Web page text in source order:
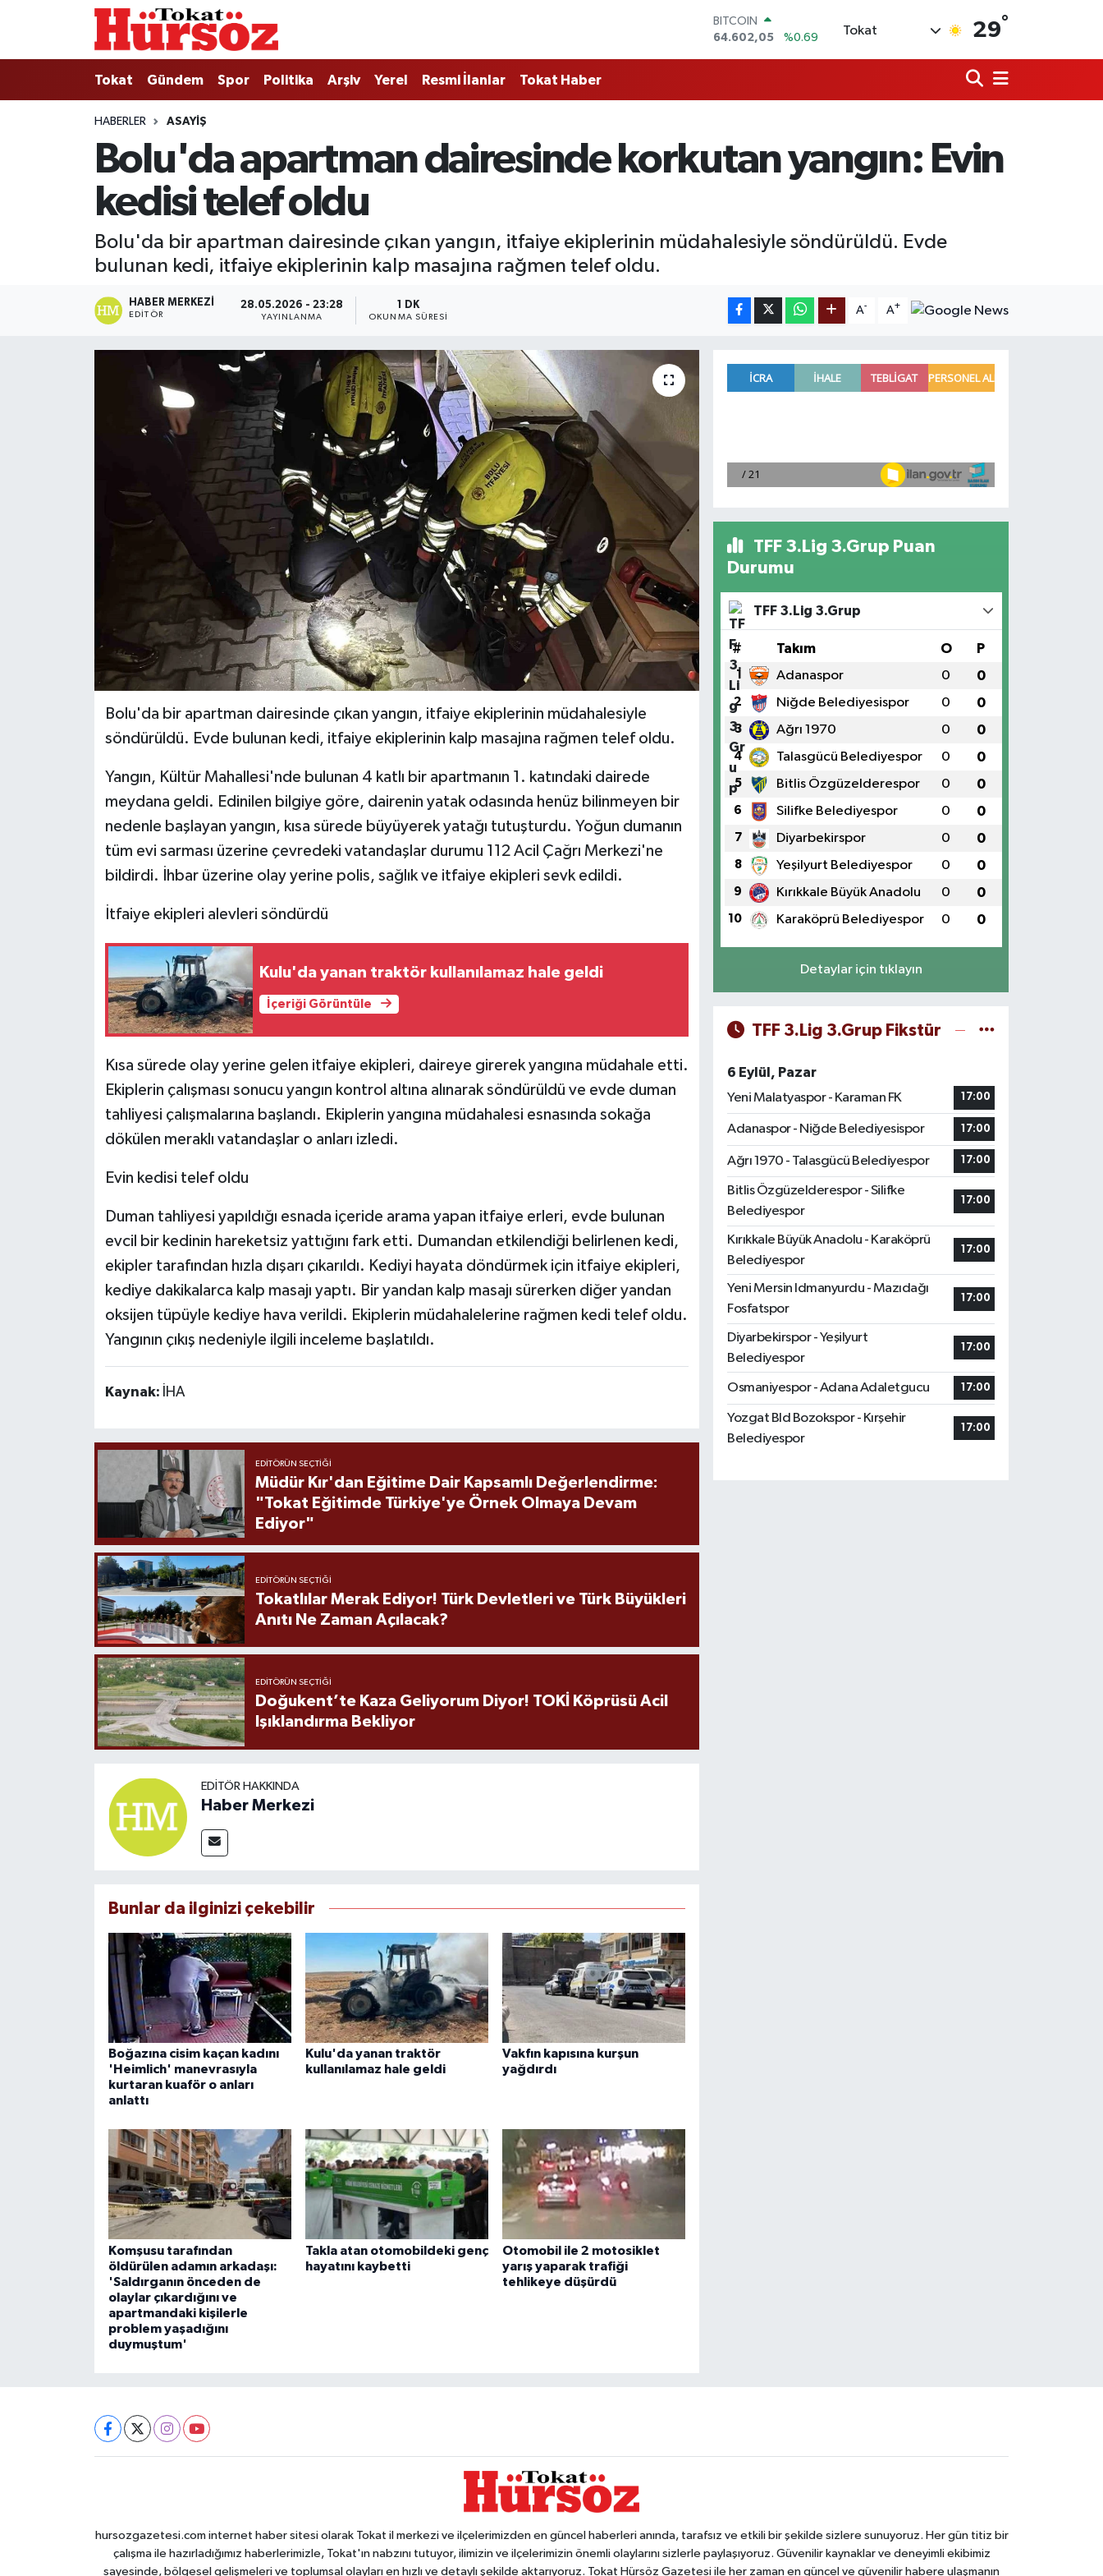
BITCOIN
64.602,05
%0.69
55,0700
%0.1
GRAM ALTIN
6513.94
%0.32
Tokat 29°
Tokat Gündem Spor Politika Arşiv Yerel Resmi İlanlar Tokat Haber
HABERLER ASAYIŞ
Bolu'da apartman dairesinde korkutan yangın: Evin
kedisi telef oldu
Bolu'da bir apartman dairesinde çıkan yangın, itfaiye ekiplerinin müdahalesiyle söndürüldü. Evde
bulunan kedi, itfaiye ekiplerinin kalp masajına rağmen telef oldu.
HABER MERKEZI
EDITÖR
28.05.2026 - 23:28
YAYINLANMA
1 DK
OKUNMA SÜRESI
A- A+
Bolu'da bir apartman dairesinde çıkan yangın, itfaiye ekiplerinin müdahalesiyle
söndürüldü. Evde bulunan kedi, itfaiye ekiplerinin kalp masajına rağmen telef oldu.
Yangın, Kültür Mahallesi'nde bulunan 4 katlı bir apartmanın 1. katındaki dairede
meydana geldi. Edinilen bilgiye göre, dairenin yatak odasında henüz bilinmeyen bir
nedenle başlayan yangın, kısa sürede büyüyerek yatağı tutuşturdu. Yoğun dumanın
tüm evi sarması üzerine çevredeki vatandaşlar durumu 112 Acil Çağrı Merkezi'ne
bildirdi. İhbar üzerine olay yerine polis, sağlık ve itfaiye ekipleri sevk edildi.
İtfaiye ekipleri alevleri söndürdü
Kulu'da yanan traktör kullanılamaz hale geldi
İçeriği Görüntüle
Kısa sürede olay yerine gelen itfaiye ekipleri, daireye girerek yangına müdahale etti.
Ekiplerin çalışması sonucu yangın kontrol altına alınarak söndürüldü ve evde duman
tahliyesi çalışmalarına başlandı. Ekiplerin yangına müdahalesi esnasında sokağa
dökülen meraklı vatandaşlar o anları izledi.
Evin kedisi telef oldu
Duman tahliyesi yapıldığı esnada içeride arama yapan itfaiye erleri, evde bulunan
evcil bir kedinin hareketsiz yattığını fark etti. Dumandan etkilendiği belirlenen kedi,
ekipler tarafından hızla dışarı çıkarıldı. Kediyi hayata döndürmek için itfaiye ekipleri,
kediye dakikalarca kalp masajı yaptı. Bir yandan kalp masajı sürerken diğer yandan
oksijen tüpüyle kediye hava verildi. Ekiplerin müdahalelerine rağmen kedi telef oldu.
Yangının çıkış nedeniyle ilgili inceleme başlatıldı.
Kaynak: İHA
EDITÖRÜN SEÇTIĞI
Müdür Kır'dan Eğitime Dair Kapsamlı Değerlendirme:
"Tokat Eğitimde Türkiye'ye Örnek Olmaya Devam
Ediyor"
EDITÖRÜN SEÇTIĞI
Tokatlılar Merak Ediyor! Türk Devletleri ve Türk Büyükleri
Anıtı Ne Zaman Açılacak?
EDITÖRÜN SEÇTIĞI
Doğukent’te Kaza Geliyorum Diyor! TOKİ Köprüsü Acil
Işıklandırma Bekliyor
EDITÖR HAKKINDA
Haber Merkezi
Bunlar da ilginizi çekebilir
Boğazına cisim kaçan kadını
'Heimlich' manevrasıyla
kurtaran kuaför o anları
anlattı
Kulu'da yanan traktör
kullanılamaz hale geldi
Vakfın kapısına kurşun
yağdırdı
Komşusu tarafından
öldürülen adamın arkadaşı:
'Saldırganın önceden de
olaylar çıkardığını ve
apartmandaki kişilerle
problem yaşadığını
duymuştum'
Takla atan otomobildeki genç
hayatını kaybetti
Otomobil ile 2 motosiklet
yarış yaparak trafiği
tehlikeye düşürdü
TFF 3.Lig 3.Grup Puan
Durumu
TFF 3.Lig 3.Grup
# Takım O P
1 Adanaspor 0 0
2 Niğde Belediyesispor 0 0
3 Ağrı 1970 0 0
4 Talasgücü Belediyespor 0 0
5 Bitlis Özgüzelderespor 0 0
6 Silifke Belediyespor 0 0
7 Diyarbekirspor 0 0
8 Yeşilyurt Belediyespor 0 0
9 Kırıkkale Büyük Anadolu 0 0
10 Karaköprü Belediyespor 0 0
Detaylar için tıklayın
TFF 3.Lig 3.Grup Fikstür
6 Eylül, Pazar
Yeni Malatyaspor - Karaman FK
17:00
Adanaspor - Niğde Belediyesispor 17:00
Ağrı 1970 - Talasgücü Belediyespor 17:00
Bitlis Özgüzelderespor - Silifke
Belediyespor
17:00
Kırıkkale Büyük Anadolu - Karaköprü
Belediyespor
17:00
Yeni Mersin Idmanyurdu - Mazıdağı
Fosfatspor
17:00
Diyarbekirspor - Yeşilyurt
Belediyespor
17:00
Osmaniyespor - Adana Adaletgucu 17:00
Yozgat Bld Bozokspor - Kırşehir
Belediyespor
17:00
hursozgazetesi.com internet haber sitesi olarak Tokat il merkezi ve ilçelerimizden en güncel haberleri anında, tarafsız ve etkili bir şekilde sizlere sunuyoruz. Her gün titiz bir
çalışma ile hazırladığımız haberlerimizle, Tokat'ın nabzını tutuyor, ilimizin ve ilçelerimizin önemli olaylarını sizlerle paylaşıyoruz. Güvenilir kaynaklar ve deneyimli ekibimiz
sayesinde, bölgesel gelişmeleri ve toplumsal olayları en hızlı ve detaylı şekilde aktarıyoruz. Tokat Hürsöz Gazetesi ile her zaman en güncel ve güvenilir habere ulaşmanın
Tokat
Türkiye Gündemi
Gündem
Politika
Tokat Spor
Nöbetçi Eczaneler
Hava Durumu
Tokat Namaz Vakitleri
Trafik Durumu
Tüm Manşetler
Son Dakika Haberleri